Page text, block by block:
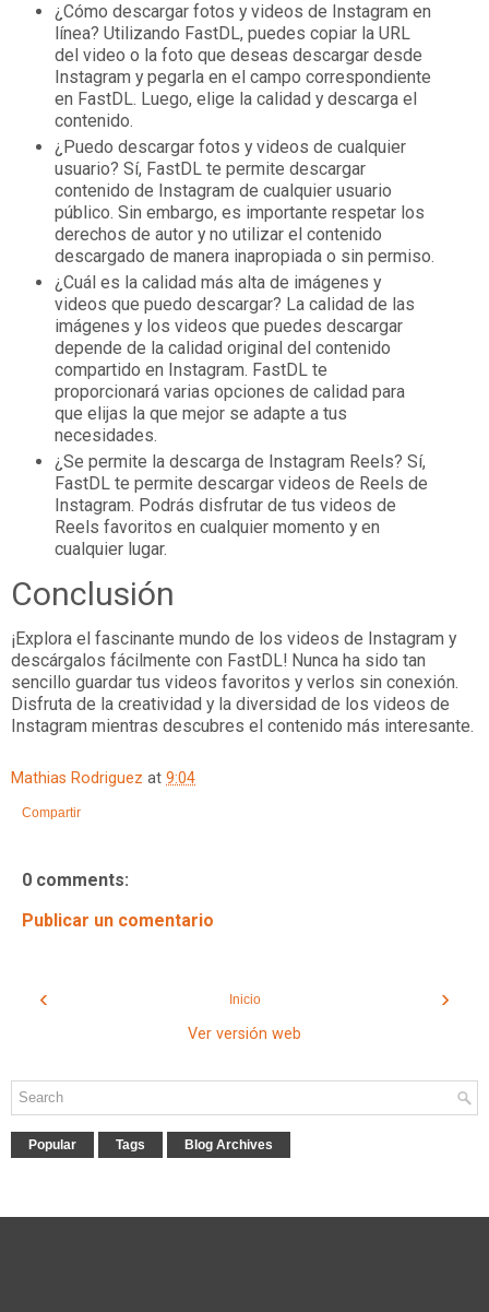
¿Cómo descargar fotos y videos de Instagram en
línea? Utilizando FastDL, puedes copiar la URL
del video o la foto que deseas descargar desde
Instagram y pegarla en el campo correspondiente
en FastDL. Luego, elige la calidad y descarga el
contenido.
¿Puedo descargar fotos y videos de cualquier
usuario? Sí, FastDL te permite descargar
contenido de Instagram de cualquier usuario
público. Sin embargo, es importante respetar los
derechos de autor y no utilizar el contenido
descargado de manera inapropiada o sin permiso.
¿Cuál es la calidad más alta de imágenes y
videos que puedo descargar? La calidad de las
imágenes y los videos que puedes descargar
depende de la calidad original del contenido
compartido en Instagram. FastDL te
proporcionará varias opciones de calidad para
que elijas la que mejor se adapte a tus
necesidades.
¿Se permite la descarga de Instagram Reels? Sí,
FastDL te permite descargar videos de Reels de
Instagram. Podrás disfrutar de tus videos de
Reels favoritos en cualquier momento y en
cualquier lugar.
Conclusión
¡Explora el fascinante mundo de los videos de Instagram y
descárgalos fácilmente con FastDL! Nunca ha sido tan
sencillo guardar tus videos favoritos y verlos sin conexión.
Disfruta de la creatividad y la diversidad de los videos de
Instagram mientras descubres el contenido más interesante.
Mathias Rodriguez at 9:04
Compartir
0 comments:
Publicar un comentario
‹ ›
Inicio
Ver versión web
Popular Tags Blog Archives